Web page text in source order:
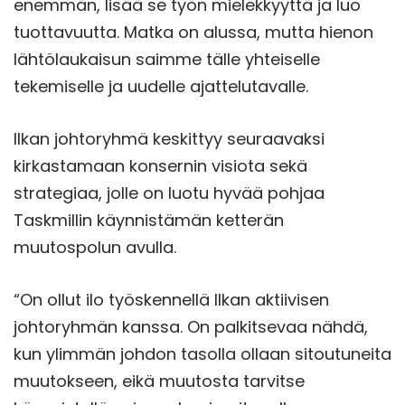
enemmän, lisää se työn mielekkyyttä ja luo
tuottavuutta. Matka on alussa, mutta hienon
lähtölaukaisun saimme tälle yhteiselle
tekemiselle ja uudelle ajattelutavalle.
Ilkan johtoryhmä keskittyy seuraavaksi
kirkastamaan konsernin visiota sekä
strategiaa, jolle on luotu hyvää pohjaa
Taskmillin käynnistämän ketterän
muutospolun avulla.
“On ollut ilo työskennellä Ilkan aktiivisen
johtoryhmän kanssa. On palkitsevaa nähdä,
kun ylimmän johdon tasolla ollaan sitoutuneita
muutokseen, eikä muutosta tarvitse